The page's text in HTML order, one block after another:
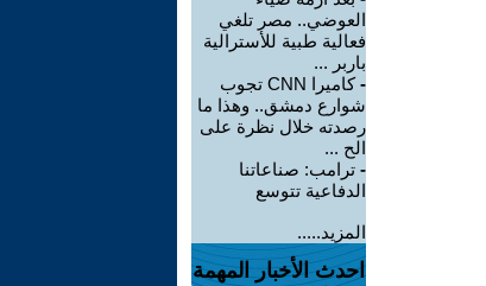
العوضي.. مصر تلغي
فعالية طبية للأسترالية
باربر ...
-
كاميرا CNN تجوب
شوارع دمشق.. وهذا ما
رصدته خلال نظرة على
الح ...
- ترامب: صناعاتنا
الدفاعية تتوسع
المزيد.....
احدث الأخبار المهمة